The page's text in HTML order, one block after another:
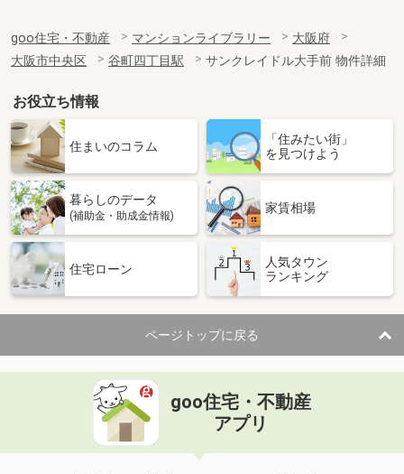
goo住宅・不動産 マンションライブラリー
大阪府
大阪市中央区
谷町四丁目駅 サンクレイドル大手前 物件詳細
お役立ち情報
住まいのコラム
「住みたい街」
を見つけよう
暮らしのデータ
(補助金・助成金情報)
家賃相場
住宅ローン
人気タウン
ランキング
ページトップに戻る
goo住宅・不動産
アプリ